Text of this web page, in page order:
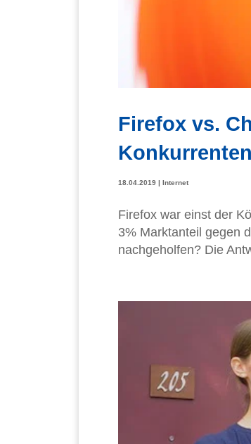
Firefox vs.
18.04.2019 | Internet
Firefox war einst der
3% Marktanteil gegen
nachgeholfen? Die